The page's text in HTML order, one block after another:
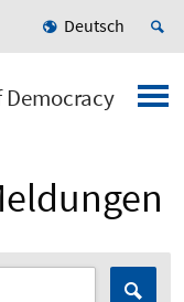
Deutsch